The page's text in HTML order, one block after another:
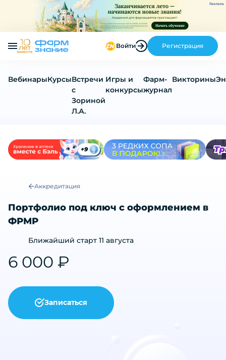
Реклама
Войти Регистрация
ВебинарыКурсыВстречи
с
Зориной
Л.А.
Игры и
конкурсы
Фарм-
журнал
Викторины
Аккредитация
Портфолио под ключ с оформлением в
ФРМР
Ближайший старт 11 августа
6 000 ₽
Записаться